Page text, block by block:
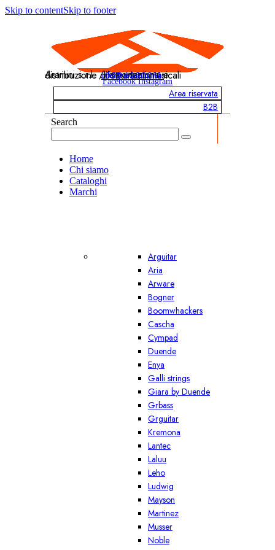
Skip to contentSkip to footer
Aramini s.r.l. / Importazione e distribuzione di strumenti musicali
051 6020011
info@aramini.net
Facebook Instagram
Area riservata
B2B
Search
Home
Chi siamo
Cataloghi
Marchi
Arguitar
Aria
Arware
Bogner
Boomwhackers
Cascha
Cympad
Duende
Enya
Galli strings
Giara by Duende
Grbass
Grguitar
Kremona
Lantec
Laluu
Leho
Ludwig
Mayson
Martinez
Musser
Noble